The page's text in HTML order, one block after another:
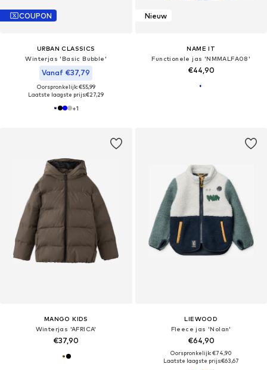
COUPON
URBAN CLASSICS
Winterjas 'Basic Bubble'
Vanaf €37,79
Oorspronkelijk: €55,99
Laatste laagste prijs:€27,29
+1
Nieuw
NAME IT
Functionele jas 'NMMALFA08'
€44,90
MANGO KIDS
Winterjas 'AFRICA'
€37,90
LIEWOOD
Fleece jas 'Nolan'
€64,90
Oorspronkelijk: €74,90
Laatste laagste prijs:€63,67